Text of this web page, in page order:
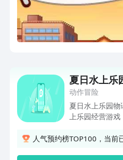
夏日水上乐
动作冒险
夏日水上乐园
上乐园经营游
迎，你需要去做
人气预约榜TOP100，当前